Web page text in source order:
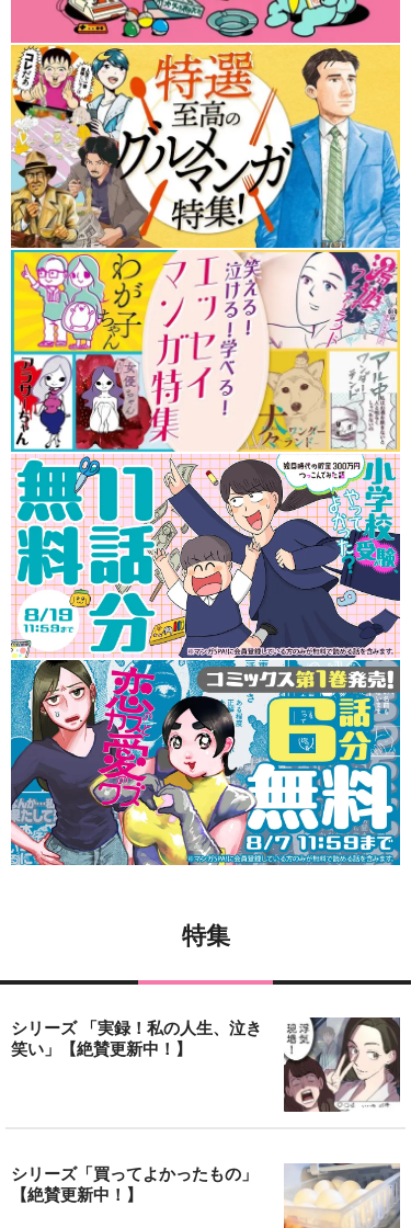
特集
シリーズ 「実録！私の人生、泣き
笑い」【絶賛更新中！】
シリーズ「買ってよかったもの」
【絶賛更新中！】